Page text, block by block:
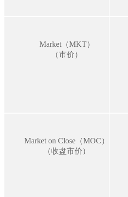
Market（MKT）
（市价）
Market on Close（MOC）
（收盘市价）